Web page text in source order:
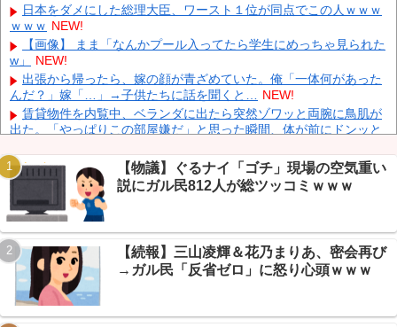
KDDI、楽天への回線貸し出し終了へ 都市部で9月末に NEW!
日産e-power、無給油で1980km走行しギネス記録を達成、無駄な
発電や送電ロスなくEVよりエコを証明 NEW!
【動画】 広島記念公園を追い出された左翼さん、流石にキモすぎ
て炎上 NEW!
中国「大洪水！」三峡ダム「大雨で増水（台風直撃前」中国ダム
「緊急放流！」中国鉄道「列車が走行中に流される」中国避難所
「支援物資は有料です」謎の勢力「え」→ NEW!
Powered by livedoor 相互RSS
日本をダメにした総理大臣、ワースト１位が同点でこの人ｗｗｗ
ｗｗｗ NEW!
【画像】 まま「なんかプール入ってたら学生にめっちゃ見られた
w」
NEW!
出張から帰ったら、嫁の顔が青ざめていた。俺「一体何があった
んだ？」嫁「…」→子供たちに話を聞くと… NEW!
賃貸物件を内覧中、ベランダに出たら突然ゾワッと両腕に鳥肌が
出た。「やっぱりこの部屋嫌だ」と思った瞬間、体が前にドンッと
【物議】カズレーザー「任意保険は強制にしろ」→なんG民「そ
れただの金持ち理論」と反論ｗｗｗ
NEW!
【続報】ホロライブ『ホロドリ』、まさかのセルラン1位に返り
咲き→なんG民「覇権やん」ｗｗｗ
【朗報】エッヂ民の文鳥(4ヶ月)、かわいさで完全制圧→愛鳥自慢
合戦に発展ｗｗｗ
NEW!
【衝撃】モモンガどうなった…ちいかわ最新話で入れ替わり説→
ファン考察盛り上がりｗｗｗ
【衝撃】年金8ヶ月未納で手足失った男性、障害年金97万円が一
生ゼロに→スレ民「免除すれば」ｗｗｗ NEW!
【物議】ぐるナイ「ゴチ」現場の空気重い
説にガル民812人が総ツッコミｗｗｗ
【続報】三山凌輝＆花乃まりあ、密会再び
→ガル民「反省ゼロ」に怒り心頭ｗｗｗ